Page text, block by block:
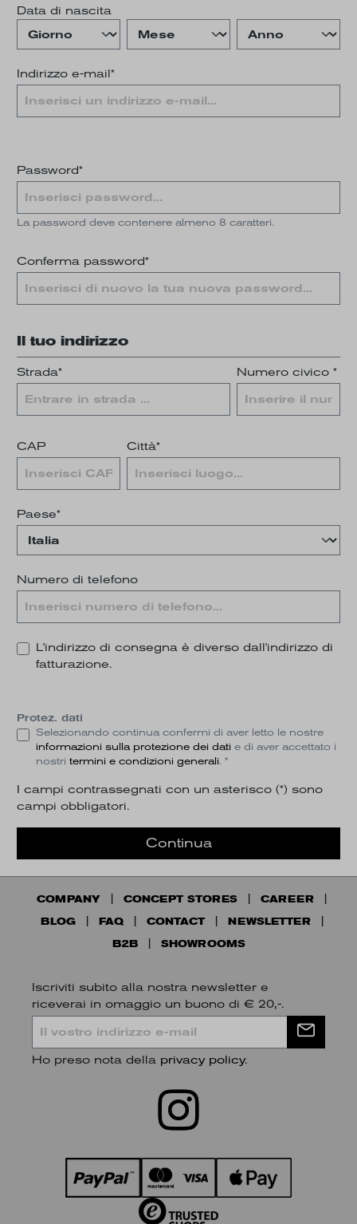
Data di nascita
Indirizzo e-mail*
Password*
La password deve contenere almeno 8 caratteri.
Conferma password*
Il tuo indirizzo
Strada* Numero civico *
CAP Città*
Paese*
Numero di telefono
L'indirizzo di consegna è diverso dall'indirizzo di
fatturazione.
Protez. dati
Selezionando continua confermi di aver letto le nostre
informazioni sulla protezione dei dati e di aver accettato i
nostri termini e condizioni generali. *
I campi contrassegnati con un asterisco (*) sono
campi obbligatori.
Continua
COMPANY CONCEPT STORES
CAREER
BLOG
FAQ CONTACT
NEWSLETTER
B2B
SHOWROOMS
Iscriviti subito alla nostra newsletter e
riceverai in omaggio un buono di € 20,-.
Ho preso nota della privacy policy.